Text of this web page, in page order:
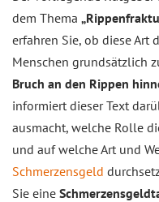
dem Thema
erfahren Sie, ob diese Art
Menschen grundsätzlich
Bruch an den Rippen
informiert dieser Text
ausmacht, welche Rolle
und auf welche Art und
Schmerzensgeld
Sie eine